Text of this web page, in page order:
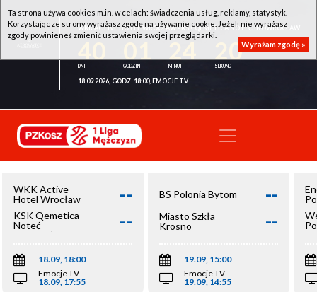
WKK ACTIVE HOTEL WROCŁAW - KSK QEMETICA NOTEĆ INOWROCŁAW
20
18.09.2026, GODZ. 18:00, EMOCJE TV
WKK Active
Hotel Wrocław
--
KSK Qemetica
Noteć
Inowrocław
--
18.09, 18:00
Emocje TV
18.09, 17:55
BS Polonia Bytom --
Miasto Szkła
Krosno
--
19.09, 15:00
Emocje TV
19.09, 14:55
Ta strona używa cookies m.in. w celach: świadczenia usług, reklamy, statystyk.
Korzystając ze strony wyrażasz zgodę na używanie cookie. Jeżeli nie wyrażasz
zgody powinieneś zmienić ustawienia swojej przeglądarki.
Wyrażam zgodę »